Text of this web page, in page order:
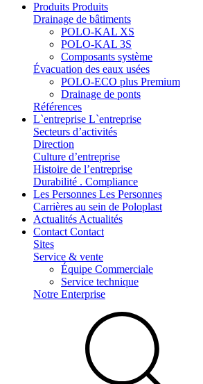
Produits Produits
Drainage de bâtiments
POLO-KAL XS
POLO-KAL 3S
Composants système
Évacuation des eaux usées
POLO-ECO plus Premium
Drainage de ponts
Références
L`entreprise L`entreprise
Secteurs d’activités
Direction
Culture d’entreprise
Histoire de l’entreprise
Durabilité . Compliance
Les Personnes Les Personnes
Carrières au sein de Poloplast
Actualités Actualités
Contact Contact
Sites
Service & vente
Équipe Commerciale
Service technique
Notre Enterprise